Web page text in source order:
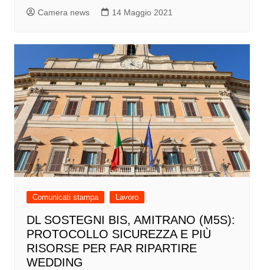
Camera news 14 Maggio 2021
Comunicati stampa Lavoro
DL SOSTEGNI BIS, AMITRANO (M5S):
PROTOCOLLO SICUREZZA E PIÙ
RISORSE PER FAR RIPARTIRE
WEDDING